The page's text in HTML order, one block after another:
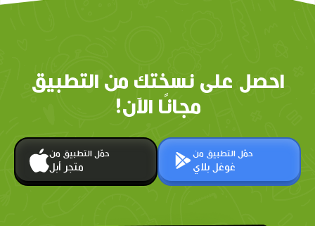
احصل على نسختك من التطبيق
مجانًا الآن!
حمّل التطبيق من
متجر أبل
حمّل التطبيق من
غوغل بلاي